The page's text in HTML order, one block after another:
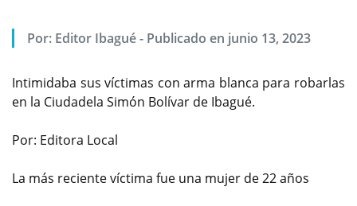
Por: Editor Ibagué- Publicado en junio 13, 2023
Intimidaba sus víctimas con arma blanca para robarlas
en la Ciudadela Simón Bolívar de Ibagué.
Por: Editora Local
La más reciente víctima fue una mujer de 22 años